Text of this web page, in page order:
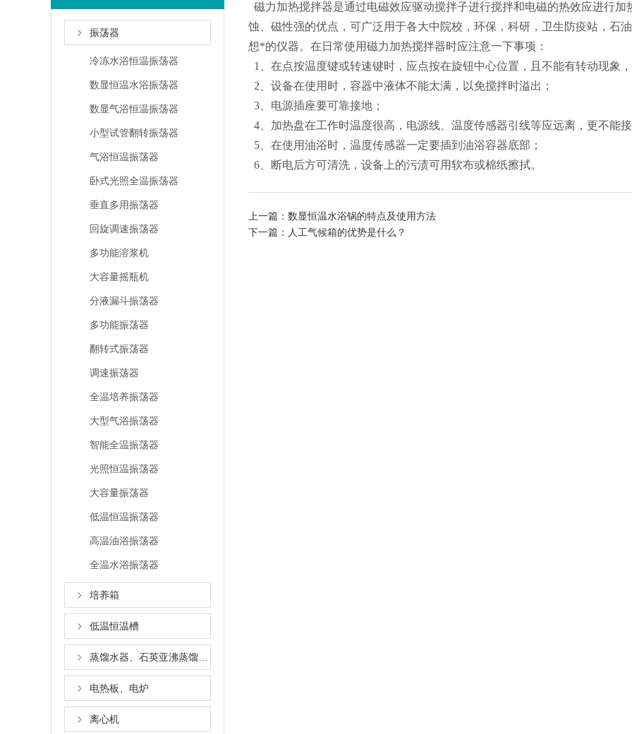
磁力加热搅拌器是通过电磁效应驱动搅拌子进行搅拌和电磁的热效应进行
蚀、磁性强的优点，可广泛用于各大中院校，环保，科研，卫生防疫站，石
想*的仪器。在日常使用磁力加热搅拌器时应注意一下事项：
1
、在点按温度键或转速键时，应点按在旋钮中心位置，且不能有转动现象
2 、设备在使用时，容器中液体不能太满，以免搅拌时溢出；
3 、电源插座要可靠接地；
4 、加热盘在工作时温度很高，电源线、温度传感器引线等应远离，更不能
5 、在使用油浴时，温度传感器一定要插到油浴容器底部；
6 、断电后方可清洗，设备上的污渍可用软布或棉纸擦拭。
上一篇： 数显恒温水浴锅的特点及使用方法
下一篇： 人工气候箱的优势是什么？
振荡器
冷冻水浴恒温振荡器
数显恒温水浴振荡器
数显气浴恒温振荡器
小型试管翻转振荡器
气浴恒温振荡器
卧式光照全温振荡器
垂直多用振荡器
回旋调速振荡器
多功能溶浆机
大容量摇瓶机
分液漏斗振荡器
多功能振荡器
翻转式振荡器
调速振荡器
全温培养振荡器
大型气浴振荡器
智能全温振荡器
光照恒温振荡器
大容量振荡器
低温恒温振荡器
高温油浴振荡器
全温水浴振荡器
培养箱
低温恒温槽
电热板、电炉
离心机